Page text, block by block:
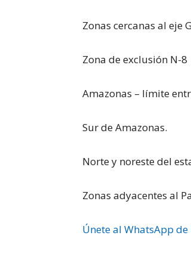
Zonas cercanas al eje
Zona de exclusión N-8
Amazonas – límite
Sur de Amazonas.
Norte y noreste del
Zonas adyacentes al
Únete al WhatsApp